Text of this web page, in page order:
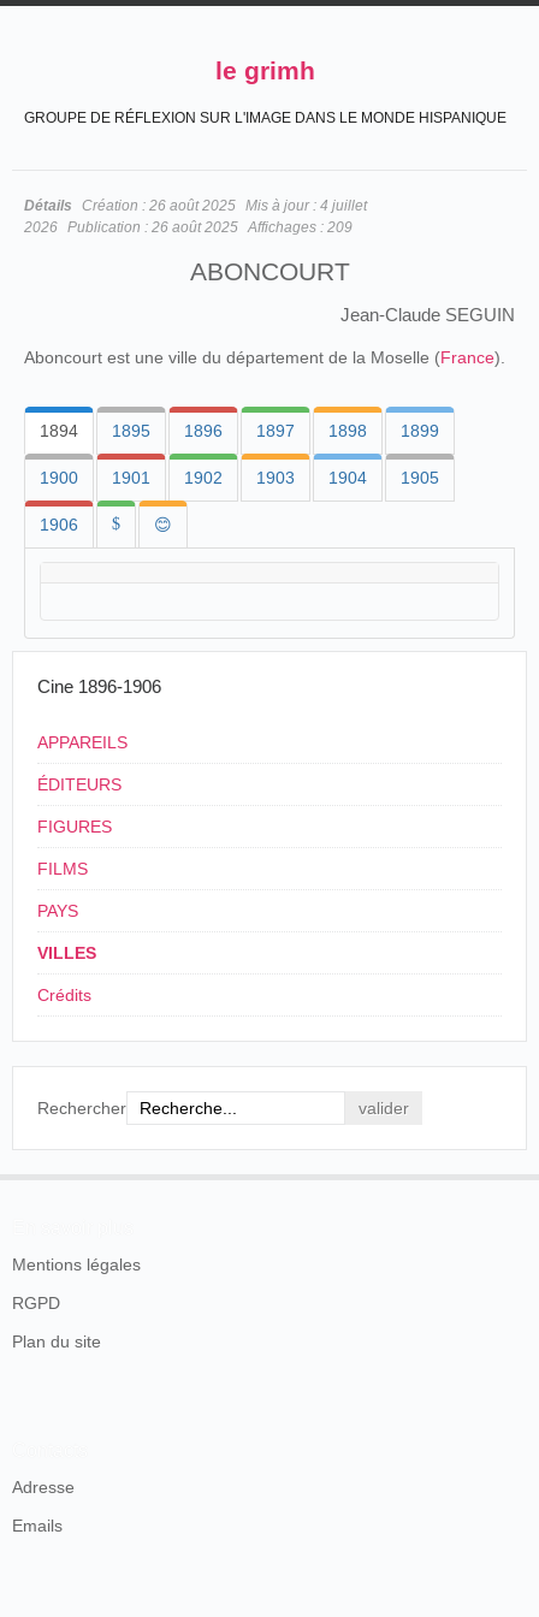
le grimh
GROUPE DE RÉFLEXION SUR L'IMAGE DANS LE MONDE HISPANIQUE
Détails Création : 26 août 2025 Mis à jour : 4 juillet
2026 Publication : 26 août 2025 Affichages : 209
ABONCOURT
Jean-Claude SEGUIN
Aboncourt est une ville du département de la Moselle (France).
1894 1895 1896 1897 1898 1899
1900 1901 1902 1903 1904 1905
1906 $ 😊
Cine 1896-1906
APPAREILS
ÉDITEURS
FIGURES
FILMS
PAYS
VILLES
Crédits
Rechercher
Mentions légales
RGPD
Plan du site
Adresse
Emails